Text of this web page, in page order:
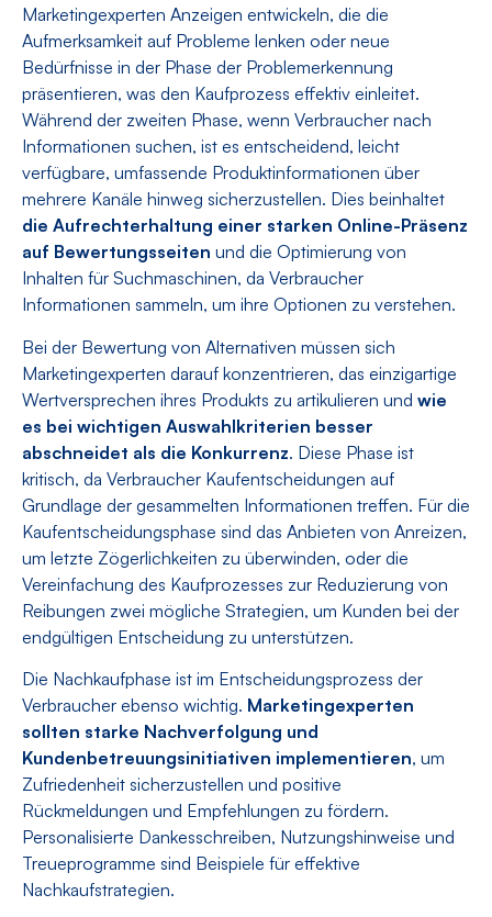
Marketingexperten Anzeigen entwickeln, die die
Aufmerksamkeit auf Probleme lenken oder neue
Bedürfnisse in der Phase der Problemerkennung
präsentieren, was den Kaufprozess effektiv einleitet.
Während der zweiten Phase, wenn Verbraucher nach
Informationen suchen, ist es entscheidend, leicht
verfügbare, umfassende Produktinformationen über
mehrere Kanäle hinweg sicherzustellen. Dies beinhaltet
die Aufrechterhaltung einer starken Online-Präsenz
auf Bewertungsseiten und die Optimierung von
Inhalten für Suchmaschinen, da Verbraucher
Informationen sammeln, um ihre Optionen zu verstehen.
Bei der Bewertung von Alternativen müssen sich
Marketingexperten darauf konzentrieren, das einzigartige
Wertversprechen ihres Produkts zu artikulieren und wie
es bei wichtigen Auswahlkriterien besser
abschneidet als die Konkurrenz. Diese Phase ist
kritisch, da Verbraucher Kaufentscheidungen auf
Grundlage der gesammelten Informationen treffen. Für die
Kaufentscheidungsphase sind das Anbieten von Anreizen,
um letzte Zögerlichkeiten zu überwinden, oder die
Vereinfachung des Kaufprozesses zur Reduzierung von
Reibungen zwei mögliche Strategien, um Kunden bei der
endgültigen Entscheidung zu unterstützen.
Die Nachkaufphase ist im Entscheidungsprozess der
Verbraucher ebenso wichtig. Marketingexperten
sollten starke Nachverfolgung und
Kundenbetreuungsinitiativen implementieren, um
Zufriedenheit sicherzustellen und positive
Rückmeldungen und Empfehlungen zu fördern.
Personalisierte Dankesschreiben, Nutzungshinweise und
Treueprogramme sind Beispiele für effektive
Nachkaufstrategien.